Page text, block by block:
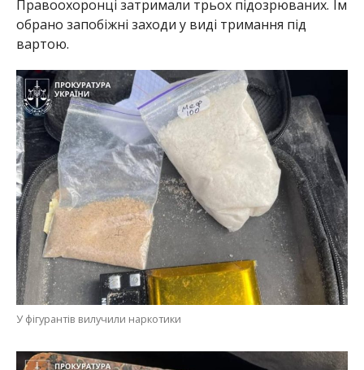
Правоохоронці затримали трьох підозрюваних. Їм
обрано запобіжні заходи у виді тримання під
вартою.
У фігурантів вилучили наркотики